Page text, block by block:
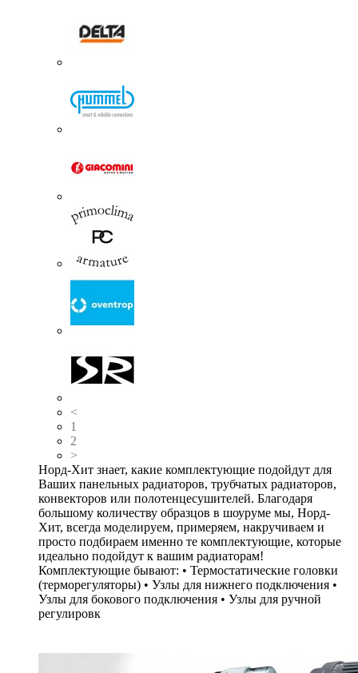
<
1
2
>
Норд-Хит знает, какие комплектующие подойдут для
Ваших панельных радиаторов, трубчатых радиаторов,
конвекторов или полотенцесушителей. Благодаря
большому количеству образцов в шоуруме мы, Норд-
Хит, всегда моделируем, примеряем, накручиваем и
просто подбираем именно те комплектующие, которые
идеально подойдут к вашим радиаторам!
Комплектующие бывают: • Термостатические головки
(терморегуляторы) • Узлы для нижнего подключения •
Узлы для бокового подключения • Узлы для ручной
регулировк